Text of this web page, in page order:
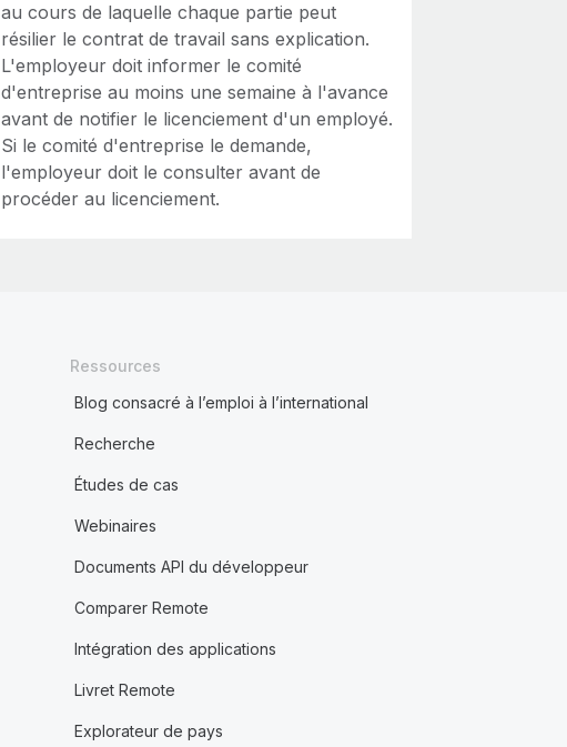
au cours de laquelle chaque partie peut
résilier le contrat de travail sans explication.
L'employeur doit informer le comité
d'entreprise au moins une semaine à l'avance
avant de notifier le licenciement d'un employé.
Si le comité d'entreprise le demande,
l'employeur doit le consulter avant de
procéder au licenciement.
Ressources
Blog consacré à l’emploi à l’international
Recherche
Études de cas
Webinaires
Documents API du développeur
Comparer Remote
Intégration des applications
Livret Remote
Explorateur de pays